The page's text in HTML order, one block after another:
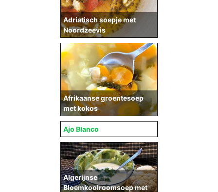
Adriatisch soepje met
Noordzeevis
Afrikaanse groentesoep
met kokos
Ajo Blanco
Algerijnse
Bloemkoolroomsoep met